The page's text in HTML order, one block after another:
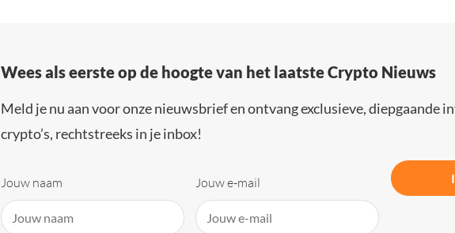
Wees als eerste op de hoogte van het laatste Crypto Nieuws
Meld je nu aan voor onze nieuwsbrief en ontvang exclusieve, diepgaande
crypto’s, rechtstreeks in je inbox!
Jouw naam Jouw e-mail